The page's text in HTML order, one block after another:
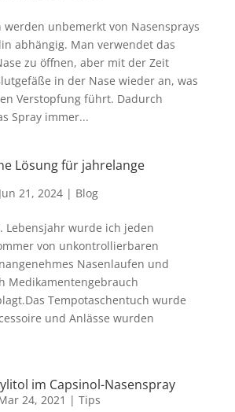
werden unbemerkt von Nasensprays
abhängig. Man verwendet das
zu öffnen, aber mit der Zeit
in der Nase wieder an, was
Verstopfung führt. Dadurch
Spray immer...
Lösung für jahrelange
Jun 21, 2024| Blog
Lebensjahr wurde ich jeden
von unkontrollierbaren
Nasenlaufen und
Medikamentengebrauch
Tempotaschentuch wurde
und Anlässe wurden
im Capsinol-Nasenspray
24, 2021 | Tips